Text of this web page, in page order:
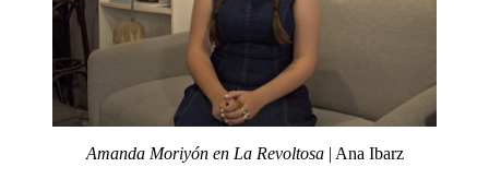
Amanda Moriyón en La Revoltosa| Ana Ibarz